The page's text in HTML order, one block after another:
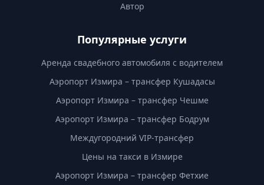
Автор
Популярные услуги
Аренда свадебного автомобиля с водителем
Аэропорт Измира – трансфер Кушадасы
Аэропорт Измира – трансфер Чешме
Аэропорт Измира – трансфер Бодрум
Междугородний VIP-трансфер
Цены на такси в Измире
Аэропорт Измира – трансфер Фетхие